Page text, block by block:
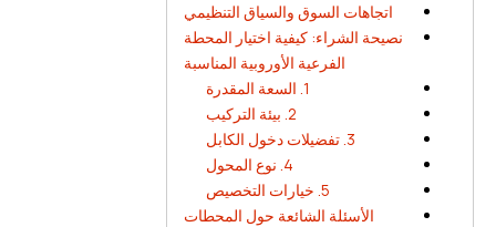
اتجاهات السوق والسياق التنظيمي
نصيحة الشراء: كيفية اختيار المحطة
الفرعية الأوروبية المناسبة
2. بيئة التركيب
3. تفضيلات دخول الكابل
4. نوع المحول
5. خيارات التخصيص
الأسئلة الشائعة حول المحطات